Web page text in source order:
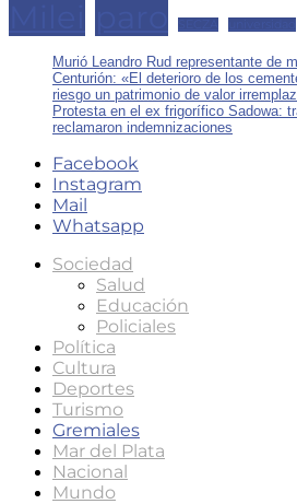
Murió Leandro Rud representante de
Centurión: «El deterioro de los
riesgo un patrimonio de valor
Protesta en el ex frigorífico Sadowa:
reclamaron indemnizaciones
Facebook
Instagram
Mail
Whatsapp
Sociedad
Salud
Educación
Policiales
Política
Cultura
Deportes
Turismo
Gremiales
Mar del Plata
Nacional
Mundo